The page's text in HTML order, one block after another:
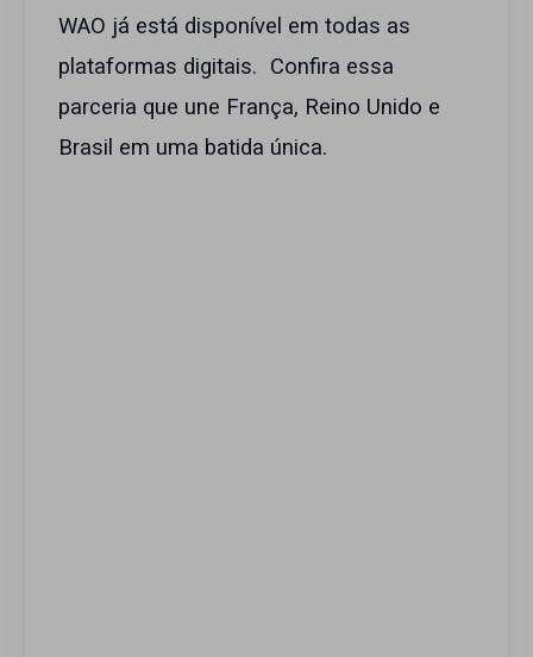
WAO já está disponível em todas as
plataformas digitais. Confira essa
parceria que une França, Reino Unido e
Brasil em uma batida única.